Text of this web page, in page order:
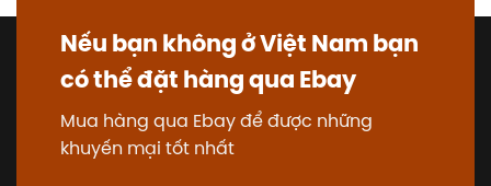
Nếu bạn không ở Việt Nam bạn
có thể đặt hàng qua Ebay
Mua hàng qua Ebay để được những
khuyến mại tốt nhất